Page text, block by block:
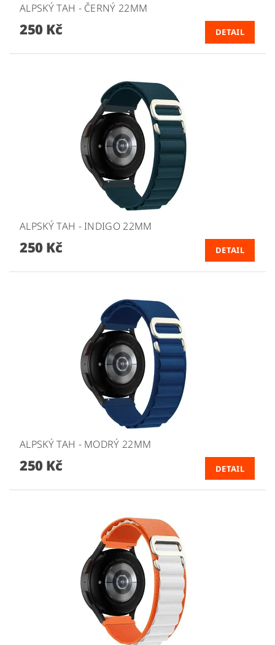
ALPSKÝ TAH - ČERNÝ 22MM
250 Kč DETAIL
ALPSKÝ TAH - INDIGO 22MM
250 Kč DETAIL
ALPSKÝ TAH - MODRÝ 22MM
250 Kč DETAIL